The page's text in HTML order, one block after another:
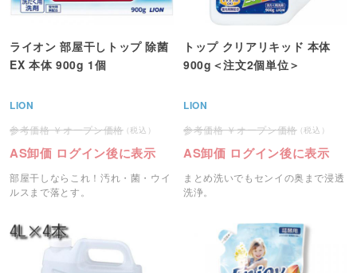
ライオン 部屋干しトップ 除菌
EX 本体 900g 1個
LION
オープン価格
AS卸価 ログイン後に表示
部屋干しならこれ！汚れ・菌・ウイ
ルスまで落とす。
トップ クリアリキッド 本体
900g＜注文2個単位＞
LION
オープン価格
AS卸価 ログイン後に表示
まとめ洗いでもセンイの奥まで浸透
洗浄。